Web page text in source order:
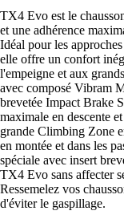
TX4 Evo est le
et une adhérence
Idéal pour les
elle offre un confort
l'empeigne et aux
avec composé Vibram
brevetée Impact Brake
maximale en descente
grande Climbing Zone
en montée et dans les
spéciale avec insert
TX4 Evo sans affecter
Ressemelez vos
d'éviter le gaspillage.